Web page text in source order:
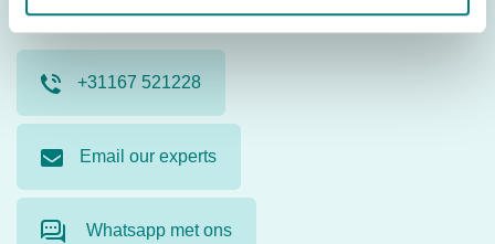
Contact us. Our product specialists are ready to help you.
+31167 521228
Email our experts
Whatsapp met ons